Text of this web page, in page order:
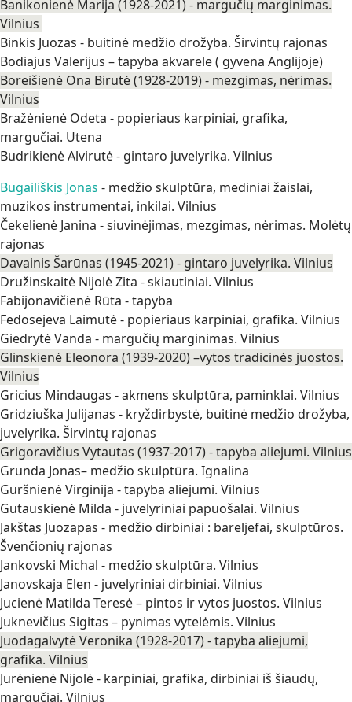
Banikonienė Marija (1928-2021) - margučių marginimas.
Vilnius
Binkis Juozas - buitinė medžio drožyba. Širvintų rajonas
Bodiajus Valerijus – tapyba akvarele ( gyvena Anglijoje)
Boreišienė Ona Birutė (1928-2019) - mezgimas, nėrimas.
Vilnius
Bražėnienė Odeta - popieriaus karpiniai, grafika,
margučiai. Utena
Budrikienė Alvirutė - gintaro juvelyrika. Vilnius
Bugailiškis Jonas - medžio skulptūra, mediniai žaislai,
muzikos instrumentai, inkilai. Vilnius
Čekelienė Janina - siuvinėjimas, mezgimas, nėrimas. Molėtų
rajonas
Davainis Šarūnas (1945-2021) - gintaro juvelyrika. Vilnius
Družinskaitė Nijolė Zita - skiautiniai. Vilnius
Fabijonavičienė Rūta - tapyba
Fedosejeva Laimutė - popieriaus karpiniai, grafika. Vilnius
Giedrytė Vanda - margučių marginimas. Vilnius
Glinskienė Eleonora (1939-2020) –vytos tradicinės juostos.
Vilnius
Gricius Mindaugas - akmens skulptūra, paminklai. Vilnius
Gridziuška Julijanas - kryždirbystė, buitinė medžio drožyba,
juvelyrika. Širvintų rajonas
Grigoravičius Vytautas (1937-2017) - tapyba aliejumi. Vilnius
Grunda Jonas– medžio skulptūra. Ignalina
Guršnienė Virginija - tapyba aliejumi. Vilnius
Gutauskienė Milda - juvelyriniai papuošalai. Vilnius
Jakštas Juozapas - medžio dirbiniai : bareljefai, skulptūros.
Švenčionių rajonas
Jankovski Michal - medžio skulptūra. Vilnius
Janovskaja Elen - juvelyriniai dirbiniai. Vilnius
Jucienė Matilda Teresė – pintos ir vytos juostos. Vilnius
Juknevičius Sigitas – pynimas vytelėmis. Vilnius
Juodagalvytė Veronika (1928-2017) - tapyba aliejumi,
grafika. Vilnius
Jurėnienė Nijolė - karpiniai, grafika, dirbiniai iš šiaudų,
margučiai. Vilnius